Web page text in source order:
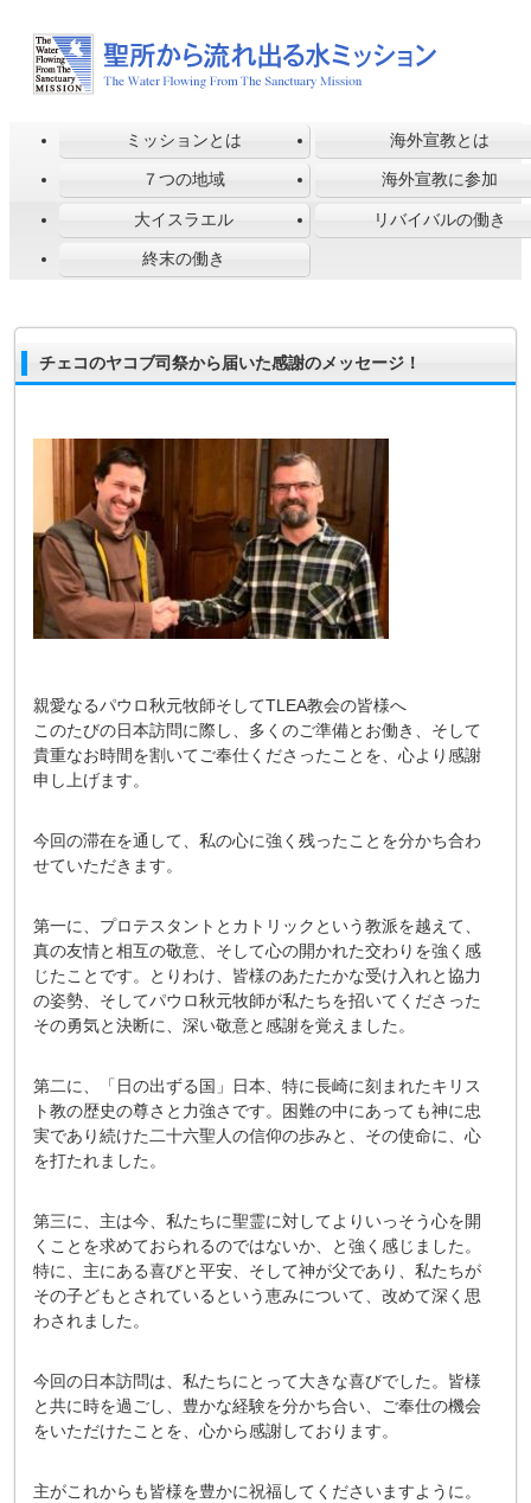
ミッションとは 海外宣教とは
７つの地域 海外宣教に参加
大イスラエル リバイバルの働き
終末の働き
チェコのヤコブ司祭から届いた感謝のメッセージ！
親愛なるパウロ秋元牧師そしてTLEA教会の皆様へ
このたびの日本訪問に際し、多くのご準備とお働き、そして
貴重なお時間を割いてご奉仕くださったことを、心より感謝
申し上げます。
今回の滞在を通して、私の心に強く残ったことを分かち合わ
せていただきます。
第一に、プロテスタントとカトリックという教派を越えて、
真の友情と相互の敬意、そして心の開かれた交わりを強く感
じたことです。とりわけ、皆様のあたたかな受け入れと協力
の姿勢、そしてパウロ秋元牧師が私たちを招いてくださった
その勇気と決断に、深い敬意と感謝を覚えました。
第二に、「日の出ずる国」日本、特に長崎に刻まれたキリス
ト教の歴史の尊さと力強さです。困難の中にあっても神に忠
実であり続けた二十六聖人の信仰の歩みと、その使命に、心
を打たれました。
第三に、主は今、私たちに聖霊に対してよりいっそう心を開
くことを求めておられるのではないか、と強く感じました。
特に、主にある喜びと平安、そして神が父であり、私たちが
その子どもとされているという恵みについて、改めて深く思
わされました。
今回の日本訪問は、私たちにとって大きな喜びでした。皆様
と共に時を過ごし、豊かな経験を分かち合い、ご奉仕の機会
をいただけたことを、心から感謝しております。
主がこれからも皆様を豊かに祝福してくださいますように。